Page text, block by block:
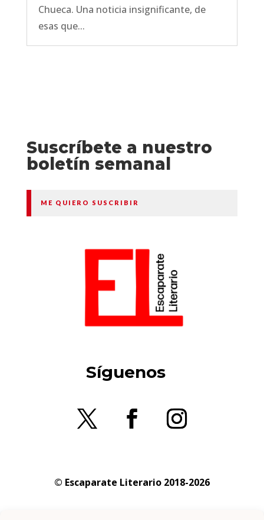
Chueca. Una noticia insignificante, de
esas que...
Suscríbete a nuestro
boletín semanal
ME QUIERO SUSCRIBIR
Síguenos
© Escaparate Literario 2018-2026